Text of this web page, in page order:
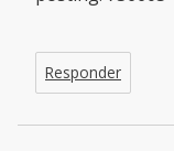
Responder